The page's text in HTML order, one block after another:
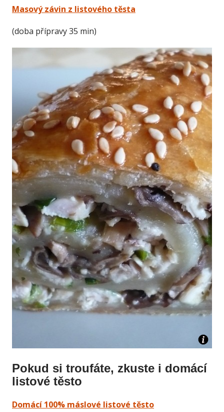
Masový závin z listového těsta
(doba přípravy 35 min)
Pokud si troufáte, zkuste i domácí
listové těsto
Domácí 100% máslové listové těsto